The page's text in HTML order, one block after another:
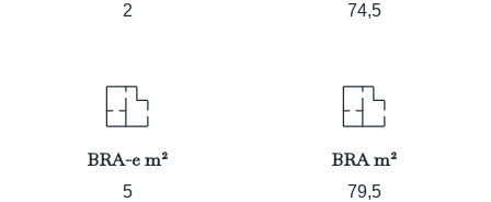
2 74,5
BRA-e m²
5
BRA m²
79,5